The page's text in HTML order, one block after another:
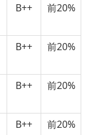
B++ 前20%
B++ 前20%
B++ 前20%
B++ 前20%